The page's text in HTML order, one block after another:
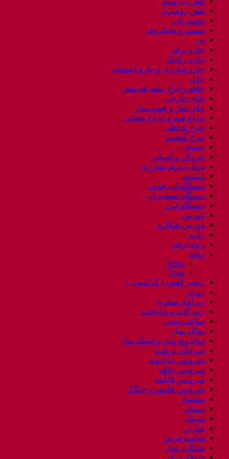
تلفن رومیزی
توستر نان
توستر و مایکروفر
تی
جارو برقی
جارو رباتیک
جارو شارژی و جارو ایستاده
چادر
چاقو و ابزار متفرقه سفر
چای خارجی
چای ساز و قهوه ساز
چراغ قوه و چراغ پیشانی
چرخ خیاطی
چرخ گوشت
چمدان
خردکن و آسیاب
دریل / دریل شارژی
دستبند
دستگاه اب جوش
دستگاه تصفیه اب
دستگاه لیزر
دوربین
دوربین شکاری
رادیو
رنده برقی
زنانه
Jeans
Tops
زنجیر کفش ( کرامپون )
زودپز
زیرانداز سفری
زیورآلات و بدلیجات
ساعت مچی
سالاد ساز
ساندویچ ساز و اسنک ساز
سرخکن و پلوپز
سرویس جا ادویه
سرویس چاقو
سرویس قابلمه
سرویس قاشق و چنگال
سشوار
سماور
سینک
شارژر
شامپو فرش
شکلات ساز
شوفاژ برقی